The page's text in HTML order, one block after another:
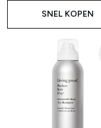
SNEL KOPEN